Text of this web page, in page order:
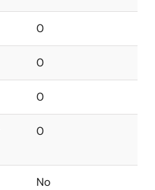
0
0
0
0
No